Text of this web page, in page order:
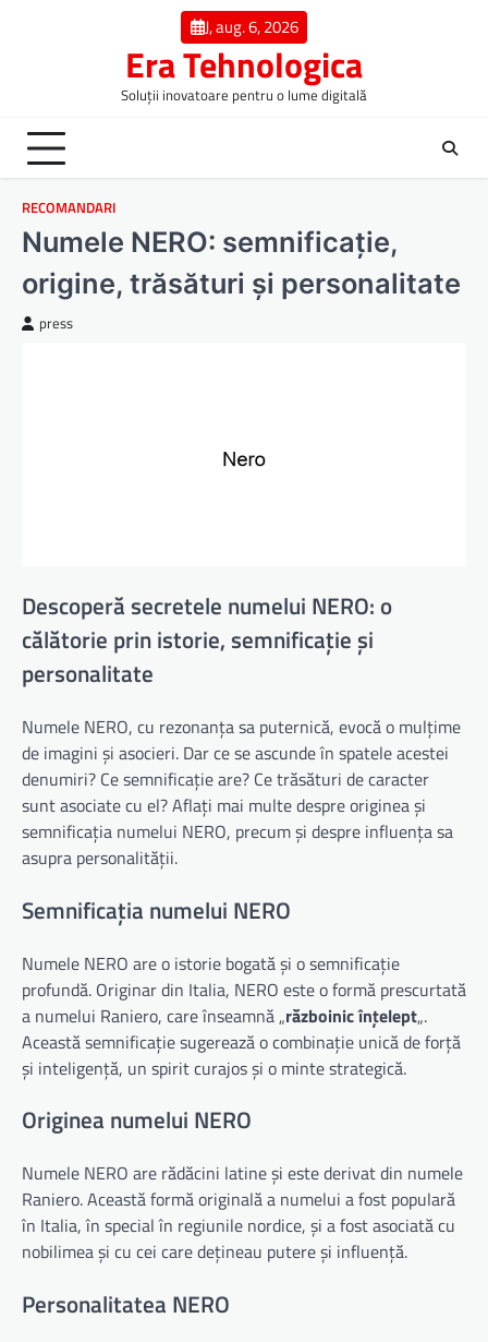
J, aug. 6, 2026
Era Tehnologica
Soluții inovatoare pentru o lume digitală
RECOMANDARI
Numele NERO: semnificație,
origine, trăsături și personalitate
press
Descoperă secretele numelui NERO: o
călătorie prin istorie, semnificație și
personalitate
Numele NERO, cu rezonanța sa puternică, evocă o mulțime
de imagini și asocieri. Dar ce se ascunde în spatele acestei
denumiri? Ce semnificație are? Ce trăsături de caracter
sunt asociate cu el? Aflați mai multe despre originea și
semnificația numelui NERO, precum și despre influența sa
asupra personalității.
Semnificația numelui NERO
Numele NERO are o istorie bogată și o semnificație
profundă. Originar din Italia, NERO este o formă prescurtată
a numelui Raniero, care înseamnă „războinic înțelept„.
Această semnificație sugerează o combinație unică de forță
și inteligență, un spirit curajos și o minte strategică.
Originea numelui NERO
Numele NERO are rădăcini latine și este derivat din numele
Raniero. Această formă originală a numelui a fost populară
în Italia, în special în regiunile nordice, și a fost asociată cu
nobilimea și cu cei care dețineau putere și influență.
Personalitatea NERO